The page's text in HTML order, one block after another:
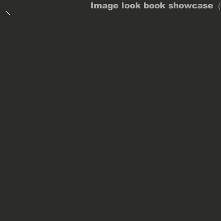
Image look book showcase